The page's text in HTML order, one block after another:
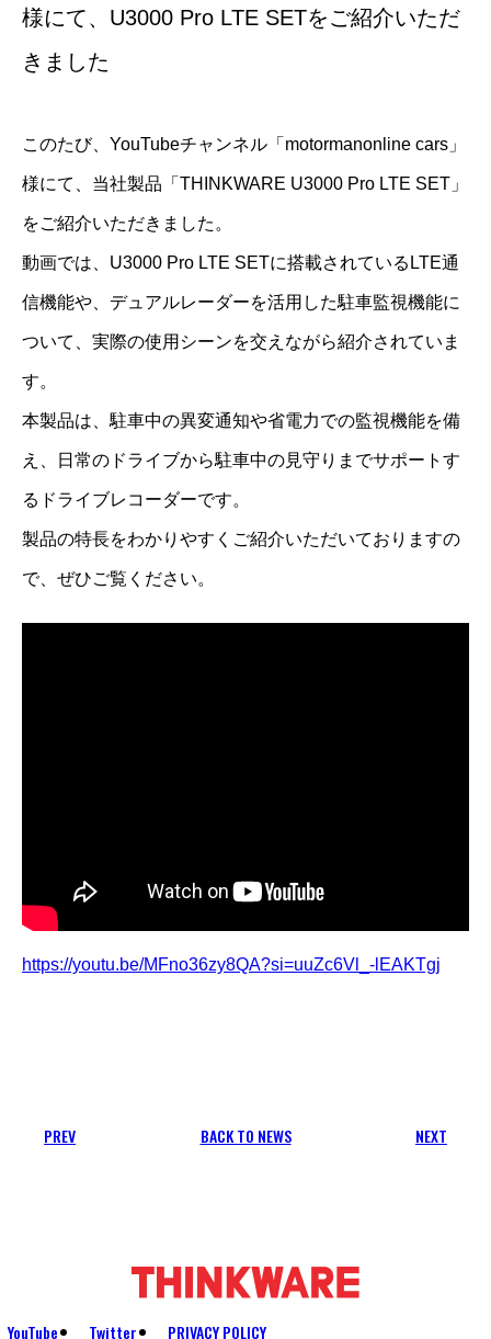
様にて、U3000 Pro LTE SETをご紹介いただ
きました
このたび、YouTubeチャンネル「motormanonline cars」
様にて、当社製品「THINKWARE U3000 Pro LTE SET」
をご紹介いただきました。
動画では、U3000 Pro LTE SETに搭載されているLTE通
信機能や、デュアルレーダーを活用した駐車監視機能に
ついて、実際の使用シーンを交えながら紹介されていま
す。
本製品は、駐車中の異変通知や省電力での監視機能を備
え、日常のドライブから駐車中の見守りまでサポートす
るドライブレコーダーです。
製品の特長をわかりやすくご紹介いただいておりますの
で、ぜひご覧ください。
https://youtu.be/MFno36zy8QA?si=uuZc6Vl_-lEAKTgj
PREV BACK TO NEWS NEXT
YouTube Twitter PRIVACY POLICY